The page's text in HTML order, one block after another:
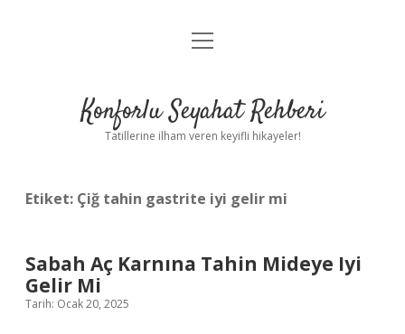
Anasayfa
Yasal Uyarı
menüyü
Konforlu Seyahat Rehberi
Tatillerine ilham veren keyifli hikayeler!
Etiket: Çiğ tahin gastrite iyi gelir mi
Sabah Aç Karnına Tahin Mideye Iyi
Gelir Mi
Tarih: Ocak 20, 2025